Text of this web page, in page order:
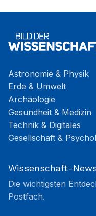
Astronomie & Physik
Erde & Umwelt
Archäologie
Gesundheit & Medizin
Technik & Digitales
Gesellschaft &
Wissenschaft-
Die wichtigsten
Postfach.